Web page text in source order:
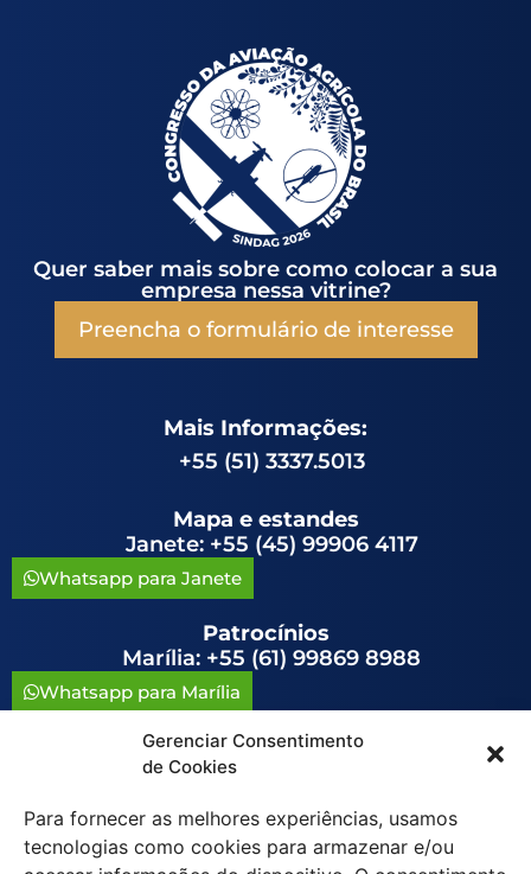
Gerenciar Consentimento
de Cookies
Para fornecer as melhores experiências, usamos
tecnologias como cookies para armazenar e/ou
Quer saber mais sobre como colocar a sua
empresa nessa vitrine?
Preencha o formulário de interesse
Mais Informações:
+55 (51) 3337.5013
Mapa e estandes
Janete: +55 (45) 99906 4117
Whatsapp para Janete
Patrocínios
Marília: +55 (61) 99869 8988
Whatsapp para Marília
congressoavag@congressoavag.org.br